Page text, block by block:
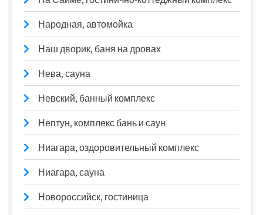
Народная, автомойка
Наш дворик, баня на дровах
Нева, сауна
Невский, банный комплекс
Нептун, комплекс бань и саун
Ниагара, оздоровительный комплекс
Ниагара, сауна
Новороссийск, гостиница